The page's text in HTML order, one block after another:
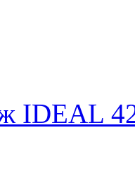
IDEAL